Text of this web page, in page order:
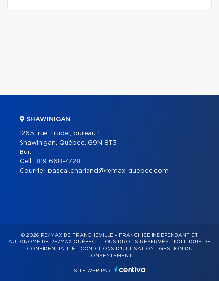
SHAWINIGAN
1265, rue Trudel, bureau 1
Shawinigan, Québec, G9N 8T3
Bur.:
Cell.: 819 668-7728
Courriel: pascal.charland@remax-quebec.com
© 2026 RE/MAX DE FRANCHEVILLE – FRANCHISÉ INDÉPENDANT ET
AUTONOME DE RE/MAX QUÉBEC – TOUS DROITS RÉSERVÉS - POLITIQUE DE
CONFIDENTIALITÉ- CONDITIONS D'UTILISATION - GESTION DU
CONSENTEMENT
SITE WEB PAR